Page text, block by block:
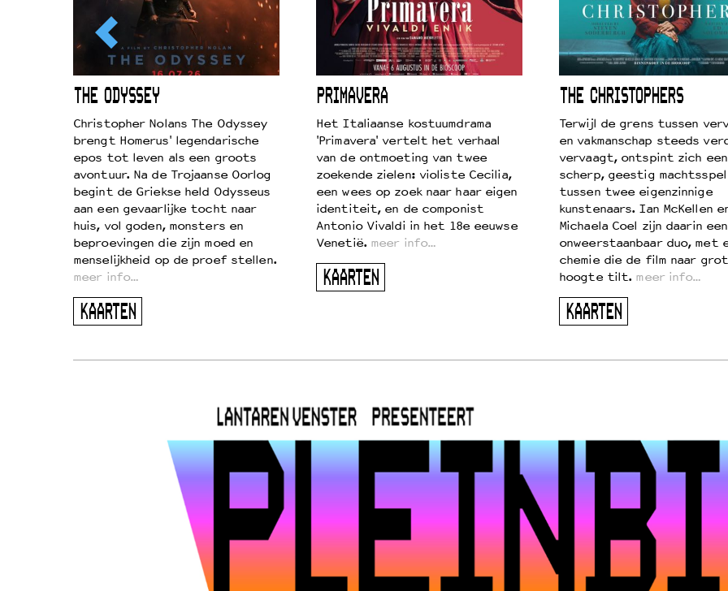
THE ODYSSEY
Christopher Nolans The Odyssey
brengt Homerus' legendarische
epos tot leven als een groots
avontuur. Na de Trojaanse Oorlog
begint de Griekse held Odysseus
aan een gevaarlijke tocht naar
huis, vol goden, monsters en
beproevingen die zijn moed en
menselijkheid op de proef stellen.
meer info…
KAARTEN
PRIMAVERA
Het Italiaanse kostuumdrama
'Primavera' vertelt het verhaal
van de ontmoeting van twee
zoekende zielen: violiste Cecilia,
een wees op zoek naar haar eigen
identiteit, en de componist
Antonio Vivaldi in het 18e eeuwse
Venetië. meer info…
KAARTEN
THE CHRISTOPHERS
Terwijl de grens tussen
en vakmanschap steeds
vervaagt, ontspint zich een
scherp, geestig machtsspel
tussen twee eigenzinnige
kunstenaars. Ian McKellen
Michaela Coel zijn daarin een
onweerstaanbaar duo, met
chemie die de film naar
hoogte tilt. meer info…
KAARTEN